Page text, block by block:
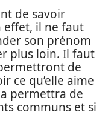
de savoir
effet, il ne faut
son prénom
plus loin. Il faut
de
ce qu’elle aime
permettra de
communs et si